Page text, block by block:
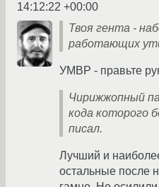
14:12:22 +00:00
Твоя гента -
работающих
УМВР - правьте
Чирижжопный
кода которого
писал.
Лучший и
остальные после